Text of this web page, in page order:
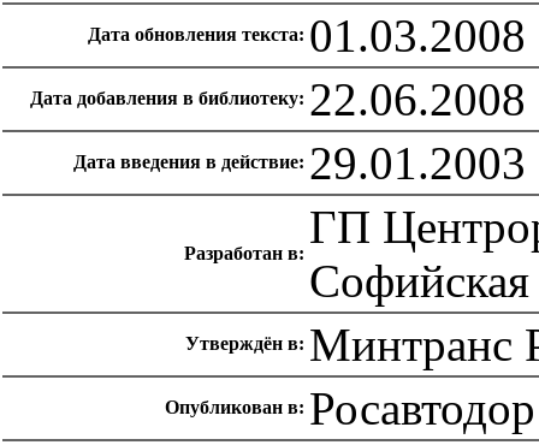
Дата обновления текста: 01.03.2008
Дата добавления в библиотеку: 22.06.2008
Дата введения в действие: 29.01.2003
Разработан в:
ГП
Утверждён в: Минтранс
Опубликован в: